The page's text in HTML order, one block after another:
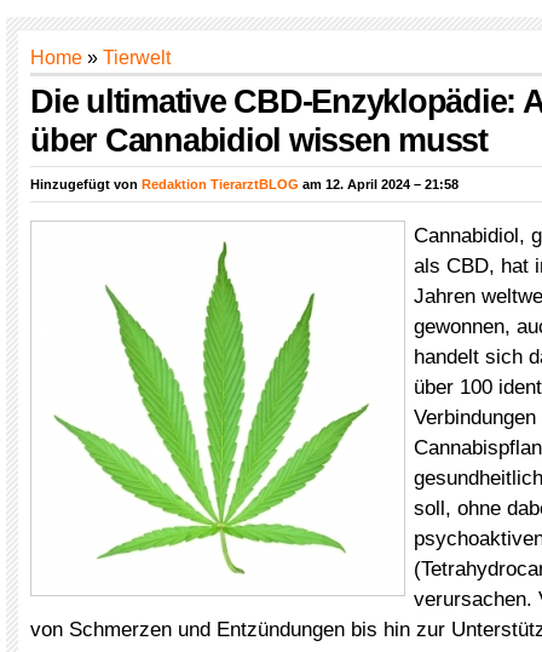
Home » Tierwelt
Die ultimative CBD-Enzyklopädie:
über Cannabidiol wissen musst
Hinzugefügt von Redaktion TierarztBLOG am 12. April 2024 – 21:58
Cannabidiol,
als CBD, hat
Jahren
gewonnen,
handelt sich
über 100
soll, ohne
verursachen.
von Schmerzen und Entzündungen bis hin zur